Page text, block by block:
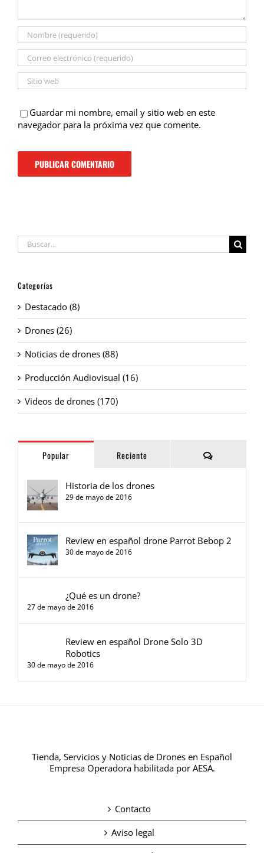
Guardar mi nombre, email y sitio web en este
navegador para la próxima vez que comente.
Buscar:
Categorías
Destacado (8)
Drones (26)
Noticias de drones (88)
Producción Audiovisual (16)
Videos de drones (170)
Popular Reciente Comentarios
Historia de los drones
29 de mayo de 2016
Review en español drone Parrot Bebop 2
30 de mayo de 2016
¿Qué es un drone?
27 de mayo de 2016
Review en español Drone Solo 3D
Robotics
30 de mayo de 2016
Tienda, Servicios y Noticias de Drones en Español
Empresa Operadora habilitada por AESA.
Contacto
Aviso legal